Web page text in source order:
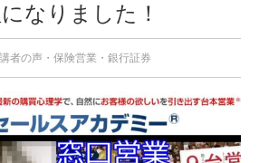
なりました！
者の声 ・ 保険営業 ・ 銀行証券